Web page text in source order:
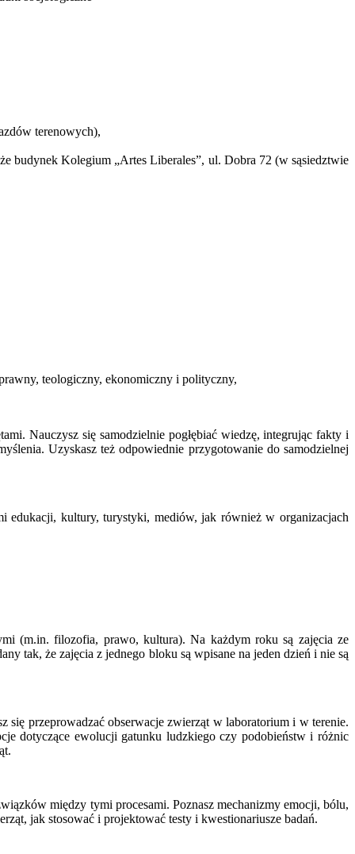
terenowych),
budynek Kolegium „Artes Liberales”, ul. Dobra 72 (w sąsiedztwie
teologiczny, ekonomiczny i polityczny,
Nauczysz się samodzielnie pogłębiać wiedzę, integrując fakty i
Uzyskasz też odpowiednie przygotowanie do samodzielnej
edukacji, kultury, turystyki, mediów, jak również w organizacjach
(m.in. filozofia, prawo, kultura). Na każdym roku są zajęcia ze
tak, że zajęcia z jednego bloku są wpisane na jeden dzień i nie są
przeprowadzać obserwacje zwierząt w laboratorium i w terenie.
dotyczące ewolucji gatunku ludzkiego czy podobieństw i różnic
między tymi procesami. Poznasz mechanizmy emocji, bólu,
jak stosować i projektować testy i kwestionariusze badań.